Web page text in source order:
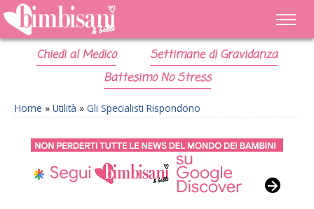
Chiedi al Medico
Settimane di Gravidanza
Battesimo No Stress
Home » Utilità » Gli Specialisti Rispondono